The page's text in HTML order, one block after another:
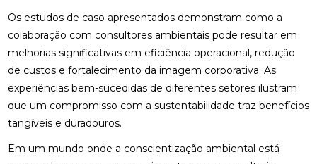
Os estudos de caso apresentados demonstram como a
colaboração com consultores ambientais pode resultar em
melhorias significativas em eficiência operacional, redução
de custos e fortalecimento da imagem corporativa. As
experiências bem-sucedidas de diferentes setores ilustram
que um compromisso com a sustentabilidade traz benefícios
tangíveis e duradouros.
Em um mundo onde a conscientização ambiental está